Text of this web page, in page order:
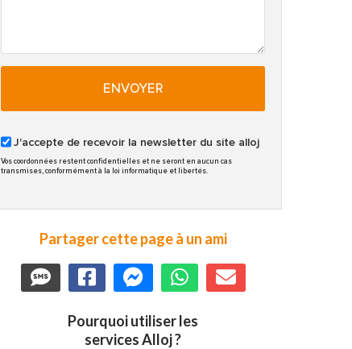
ENVOYER
J'accepte de recevoir la newsletter du site alloj
Vos coordonnées restent confidentielles et ne seront en aucun cas
transmises, conformément à la loi informatique et libertés.
Partager cette page à un ami
Pourquoi utiliser les
services Alloj ?